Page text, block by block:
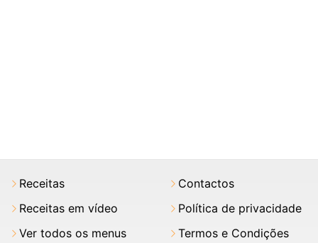
Receitas
Receitas em vídeo
Ver todos os menus
Contactos
Política de privacidade
Termos e Condições